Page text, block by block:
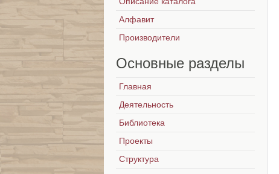
Алфавит
Производители
Основные разделы
Главная
Деятельность
Библиотека
Проекты
Структура